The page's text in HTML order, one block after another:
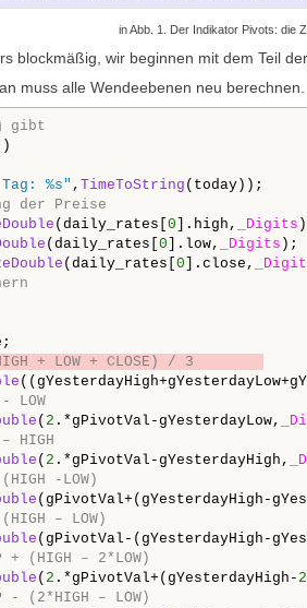
in Abb. 1 . Der Indikator Pivots: die
blockmäßig, wir beginnen mit dem Teil
muss alle Wendeebenen neu berechnen.
gibt
%s" , TimeToString (today));
der Preise
(daily_rates[ 0 ].high, _Digits
(daily_rates[ 0 ].low, _Digits );
(daily_rates[ 0 ].close,
+ LOW + CLOSE) / 3
LOW
( 2 .*gPivotVal-gYesterdayLow,
HIGH
( 2 .*gPivotVal-gYesterdayHigh,
-LOW)
(gPivotVal+(gYesterdayHigh-
– LOW)
(gPivotVal-(gYesterdayHigh-
(HIGH – 2*LOW)
( 2 .*gPivotVal+(gYesterdayHigh- 2
(2*HIGH – LOW)